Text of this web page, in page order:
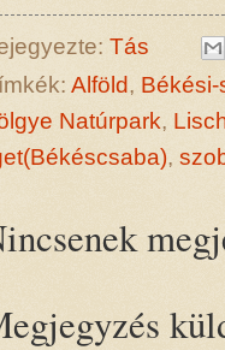
Tás
Alföld, Békési-
Natúrpark,
,